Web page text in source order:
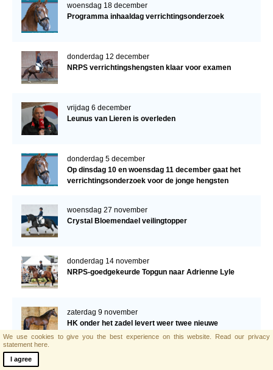
woensdag 18 december
Programma inhaaldag verrichtingsonderzoek
donderdag 12 december
NRPS verrichtingshengsten klaar voor examen
vrijdag 6 december
Leunus van Lieren is overleden
donderdag 5 december
Op dinsdag 10 en woensdag 11 december gaat het
verrichtingsonderzoek voor de jonge hengsten
woensdag 27 november
Crystal Bloemendael veilingtopper
donderdag 14 november
NRPS-goedgekeurde Topgun naar Adrienne Lyle
zaterdag 9 november
HK onder het zadel levert weer twee nieuwe
hengsten op
We use cookies to give you the best experience on this website. Read our privacy
statement here.
I agree